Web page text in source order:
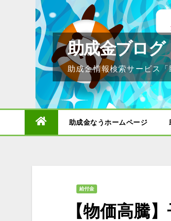
助成金ブログ
助成金情報検索サービス
助成金なうホームページ
給付金
【物価高騰